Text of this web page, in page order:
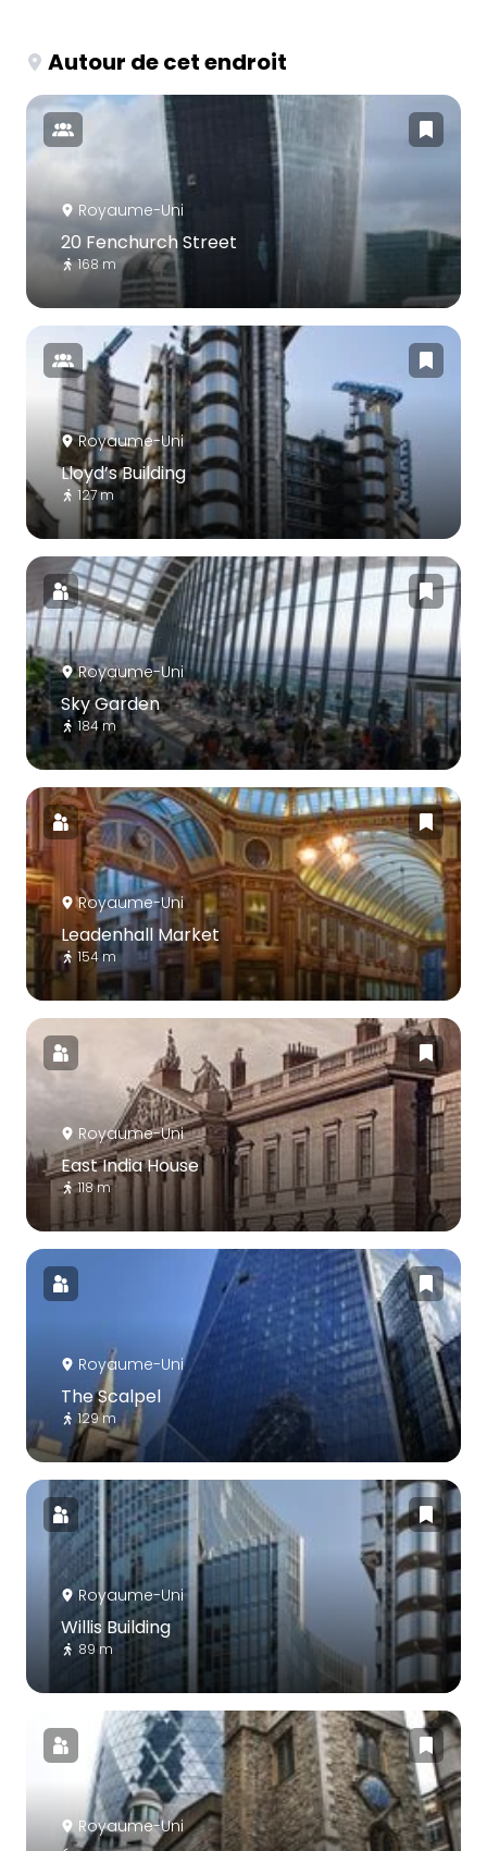
Autour de cet endroit
Royaume-Uni
20 Fenchurch Street
168 m
Royaume-Uni
Lloyd’s Building
127 m
Royaume-Uni
Sky Garden
184 m
Royaume-Uni
Leadenhall Market
154 m
Royaume-Uni
East India House
118 m
Royaume-Uni
The Scalpel
129 m
Royaume-Uni
Willis Building
89 m
Royaume-Uni